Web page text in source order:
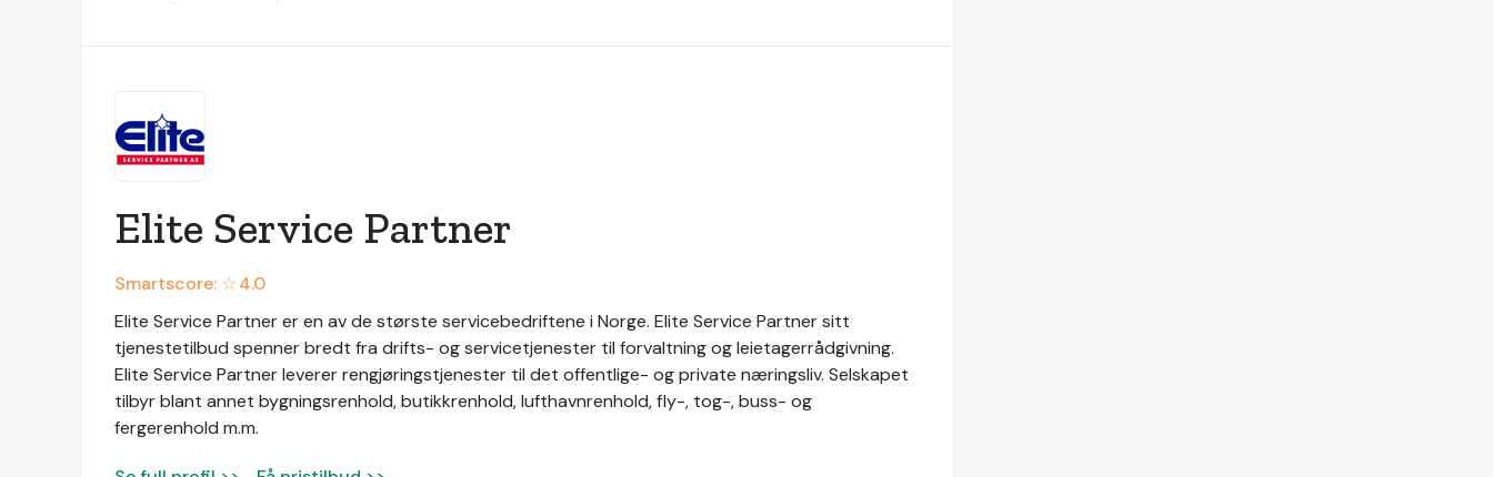
Elite Service Partner
Smartscore: ☆4.0
Elite Service Partner er en av de største servicebedriftene i Norge. Elite Service Partner sitt
tjenestetilbud spenner bredt fra drifts- og servicetjenester til forvaltning og leietagerrådgivning.
Elite Service Partner leverer rengjøringstjenester til det offentlige- og private næringsliv. Selskapet
tilbyr blant annet bygningsrenhold, butikkrenhold, lufthavnrenhold, fly-, tog-, buss- og
fergerenhold m.m.